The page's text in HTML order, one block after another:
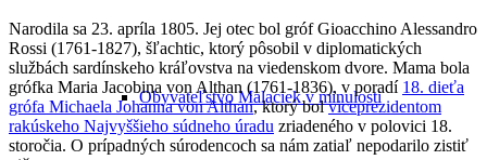
Obyvateľstvo Malaciek v minulosti
Narodila sa 23. apríla 1805. Jej otec bol gróf Gioacchino Alessandro
Rossi (1761-1827), šľachtic, ktorý pôsobil v diplomatických
službách sardínskeho kráľovstva na viedenskom dvore. Mama bola
grófka Maria Jacobina von Althan (1761-1836), v poradí 18. dieťa
grófa Michaela Johanna von Althan, ktorý bolviceprezidentom
rakúskeho Najvyššieho súdneho úradu zriadeného v polovici 18.
storočia. O prípadných súrodencoch sa nám zatiaľ nepodarilo zistiť